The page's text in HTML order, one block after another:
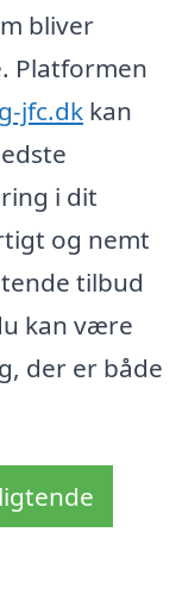
bliver
Platformen
jfc.dk kan
i dit
og nemt
tilbud
kan være
der er både